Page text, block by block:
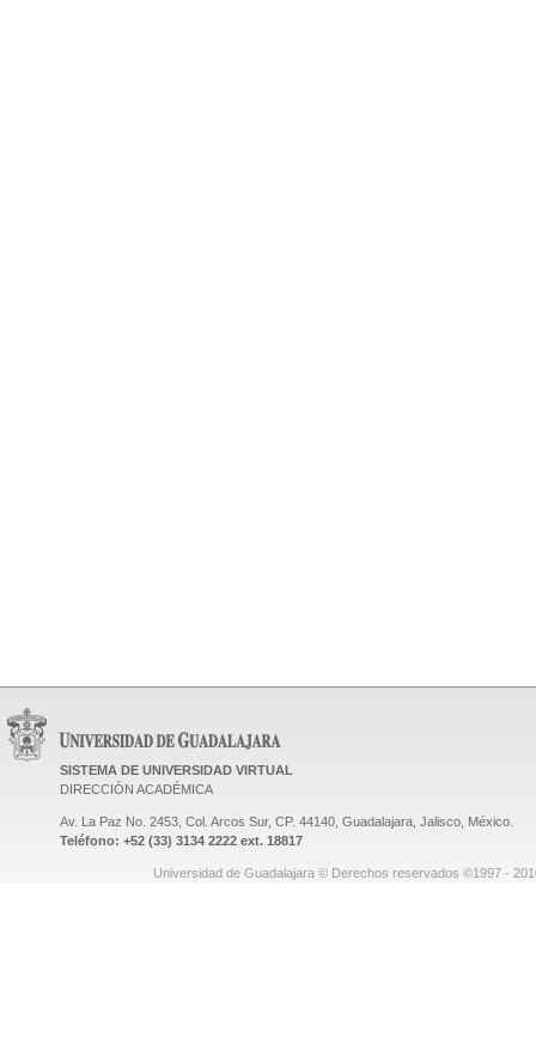
SISTEMA DE UNIVERSIDAD VIRTUAL
DIRECCIÓN ACADÉMICA
Av. La Paz No. 2453, Col. Arcos Sur, CP. 44140, Guadalajara, Jalisco, México.
Teléfono: +52 (33) 3134 2222 ext. 18817
Universidad de Guadalajara © Derechos reservados ©1997 -